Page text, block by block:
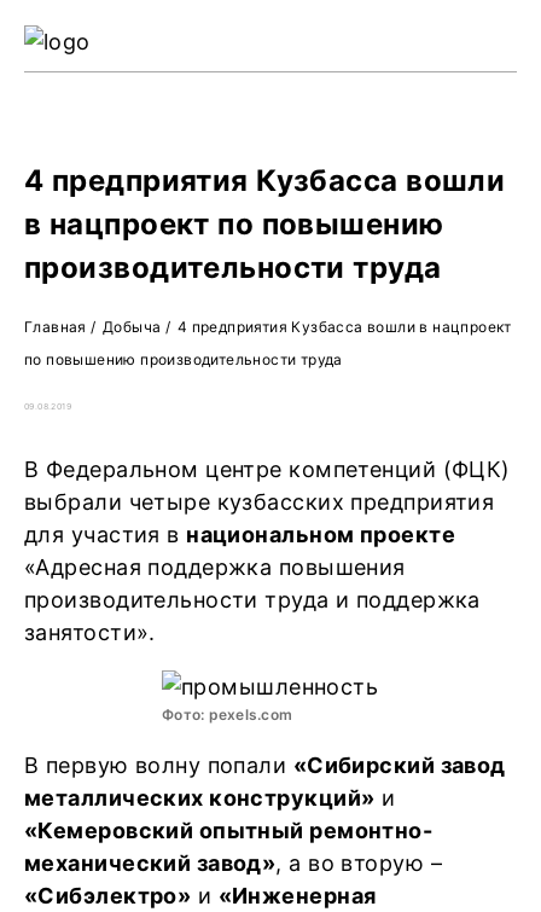
4 предприятия Кузбасса вошли
в нацпроект по повышению
производительности труда
Главная / Добыча / 4 предприятия Кузбасса вошли в нацпроект
по повышению производительности труда
09.08.2019
В Федеральном центре компетенций (ФЦК)
выбрали четыре кузбасских предприятия
для участия в национальном проекте
«Адресная поддержка повышения
производительности труда и поддержка
занятости».
Фото: pexels.com
В первую волну попали «Сибирский завод
металлических конструкций» и
«Кемеровский опытный ремонтно-
механический завод», а во вторую –
«Сибэлектро» и «Инженерная